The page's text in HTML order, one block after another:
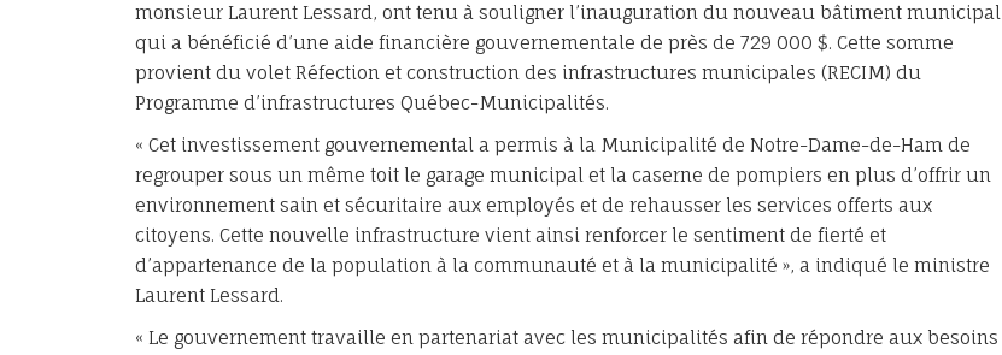
monsieur Laurent Lessard, ont tenu à souligner l’inauguration du nouveau bâtiment municipal
qui a bénéficié d’une aide financière gouvernementale de près de 729 000 $. Cette somme
provient du volet Réfection et construction des infrastructures municipales (RECIM) du
Programme d’infrastructures Québec-Municipalités.
« Cet investissement gouvernemental a permis à la Municipalité de Notre-Dame-de-Ham de
regrouper sous un même toit le garage municipal et la caserne de pompiers en plus d’offrir un
environnement sain et sécuritaire aux employés et de rehausser les services offerts aux
citoyens. Cette nouvelle infrastructure vient ainsi renforcer le sentiment de fierté et
d’appartenance de la population à la communauté et à la municipalité », a indiqué le ministre
Laurent Lessard.
« Le gouvernement travaille en partenariat avec les municipalités afin de répondre aux besoins